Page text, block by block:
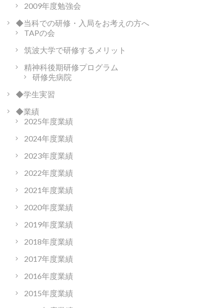
2009年度勉強会
◆当科での研修・入局をお考えの方へ
TAPの会
筑波大学で研修するメリット
精神科後期研修プログラム
研修先病院
◆学生実習
◆業績
2025年度業績
2024年度業績
2023年度業績
2022年度業績
2021年度業績
2020年度業績
2019年度業績
2018年度業績
2017年度業績
2016年度業績
2015年度業績